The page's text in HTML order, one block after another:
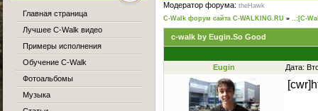
Модератор форума: theHawk
C-Walk форум сайта C-WALKING.RU » ..:[C-
c-walk by Eugin.So Good
Eugin Дата:
Главная страница
Лучшее C-Walk видео
Примеры исполнения
Обучение C-Walk
Фотоальбомы
Музыка